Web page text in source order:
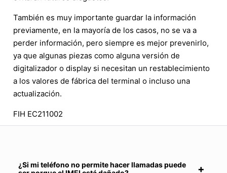
También es muy importante guardar la información
previamente, en la mayoría de los casos, no se va a
perder información, pero siempre es mejor prevenirlo,
ya que algunas piezas como alguna versión de
digitalizador o display si necesitan un restablecimiento
a los valores de fábrica del terminal o incluso una
actualización.
FIH EC211002
¿Si mi teléfono no permite hacer llamadas puede